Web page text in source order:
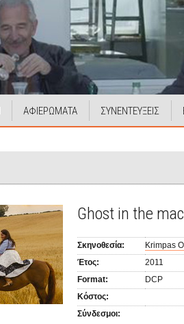
ΑΦΙΕΡΩΜΑΤΑ ΣΥΝΕΝΤΕΥΞΕΙΣ
Ghost in the
Σκηνοθεσία: Krimpas
Έτος:
2011
Format:
DCP
Κόστος:
Σύνδεσμοι: